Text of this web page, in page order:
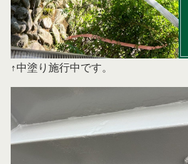
↑中塗り施行中です。